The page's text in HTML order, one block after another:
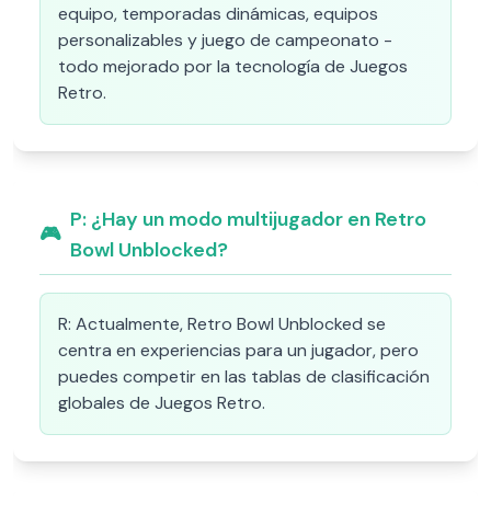
equipo, temporadas dinámicas, equipos
personalizables y juego de campeonato -
todo mejorado por la tecnología de Juegos
Retro.
🎮
P: ¿Hay un modo multijugador en Retro
Bowl Unblocked?
R: Actualmente, Retro Bowl Unblocked se
centra en experiencias para un jugador, pero
puedes competir en las tablas de clasificación
globales de Juegos Retro.